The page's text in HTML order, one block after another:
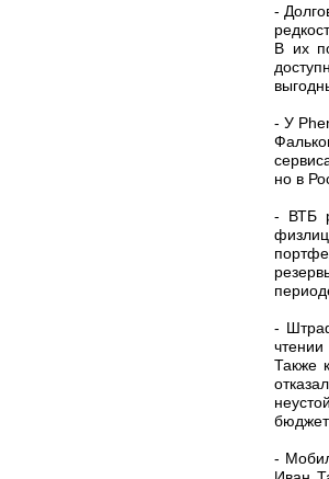
-
В их
- У
но в
- ВТБ
-
Также
-